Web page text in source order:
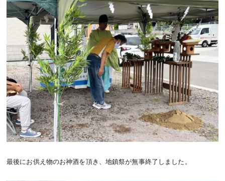
最後にお供え物のお神酒を頂き、地鎮祭が無事終了しました。